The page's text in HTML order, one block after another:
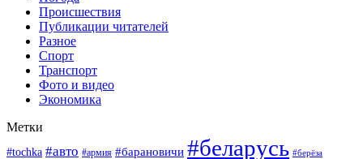
Происшествия
Публикации читателей
Разное
Спорт
Транспорт
Фото и видео
Экономика
Метки
#tochka #авто #армия #барановичи #беларусь #берёза